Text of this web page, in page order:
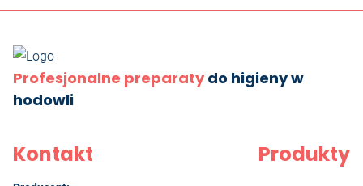
Profesjonalne preparatydo higieny w
hodowli
Kontakt Produkty